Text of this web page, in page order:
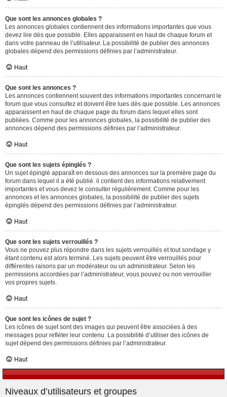
Que sont les annonces globales ?
Les annonces globales contiennent des informations importantes que vous
devez lire dès que possible. Elles apparaissent en haut de chaque forum et
dans votre panneau de l’utilisateur. La possibilité de publier des annonces
globales dépend des permissions définies par l’administrateur.
Haut
Que sont les annonces ?
Les annonces contiennent souvent des informations importantes concernant le
forum que vous consultez et doivent être lues dès que possible. Les annonces
apparaissent en haut de chaque page du forum dans lequel elles sont
publiées. Comme pour les annonces globales, la possibilité de publier des
annonces dépend des permissions définies par l’administrateur.
Haut
Que sont les sujets épinglés ?
Un sujet épinglé apparaît en dessous des annonces sur la première page du
forum dans lequel il a été publié. il contient des informations relativement
importantes et vous devez le consulter régulièrement. Comme pour les
annonces et les annonces globales, la possibilité de publier des sujets
épinglés dépend des permissions définies par l’administrateur.
Haut
Que sont les sujets verrouillés ?
Vous ne pouvez plus répondre dans les sujets verrouillés et tout sondage y
étant contenu est alors terminé. Les sujets peuvent être verrouillés pour
différentes raisons par un modérateur ou un administrateur. Selon les
permissions accordées par l’administrateur, vous pouvez ou non verrouiller
vos propres sujets.
Haut
Que sont les icônes de sujet ?
Les icônes de sujet sont des images qui peuvent être associées à des
messages pour refléter leur contenu. La possibilité d’utiliser des icônes de
sujet dépend des permissions définies par l’administrateur.
Haut
Niveaux d’utilisateurs et groupes